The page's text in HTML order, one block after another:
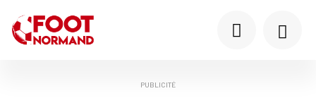
PUBLICITÉ